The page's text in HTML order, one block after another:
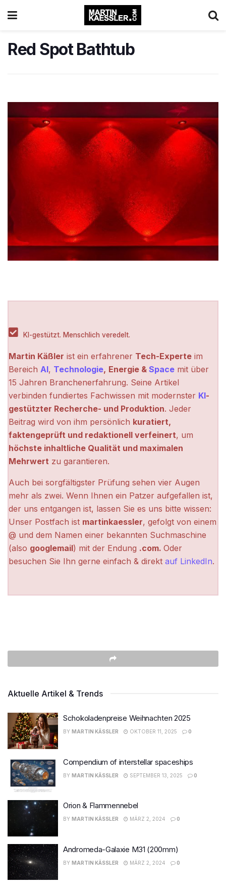
Red Spot Bathtub
KI-gestützt. Menschlich veredelt.
Martin Käßler ist ein erfahrener Tech-Experte im
Bereich AI, Technologie, Energie & Space mit über
15 Jahren Branchenerfahrung. Seine Artikel
verbinden fundiertes Fachwissen mit modernster KI-
gestützter Recherche- und Produktion. Jeder
Beitrag wird von ihm persönlich kuratiert,
faktengeprüft und redaktionell verfeinert, um
höchste inhaltliche Qualität und maximalen
Mehrwert zu garantieren.
Auch bei sorgfältigster Prüfung sehen vier Augen
mehr als zwei. Wenn Ihnen ein Patzer aufgefallen ist,
der uns entgangen ist, lassen Sie es uns bitte wissen:
Unser Postfach ist martinkaessler, gefolgt von einem
@ und dem Namen einer bekannten Suchmaschine
(also googlemail) mit der Endung .com. Oder
besuchen Sie Ihn gerne einfach & direkt auf LinkedIn.
Aktuelle Artikel & Trends
Schokoladenpreise Weihnachten 2025
BY MARTIN KÄSSLER OKTOBER 11, 2025 0
Compendium of interstellar spaceships
BY MARTIN KÄSSLER SEPTEMBER 13, 2025 0
Orion & Flammennebel
BY MARTIN KÄSSLER MÄRZ 2, 2024 0
Andromeda-Galaxie M31 (200mm)
BY MARTIN KÄSSLER MÄRZ 2, 2024 0